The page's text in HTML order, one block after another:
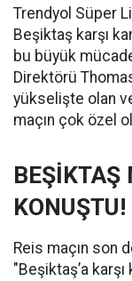
Trendyol Süper
Beşiktaş karşı
bu büyük
Direktörü
yükselişte olan
maçın çok özel
BEŞİKTAŞ
KONUŞTU!
Reis maçın son
"Beşiktaş’a karşı